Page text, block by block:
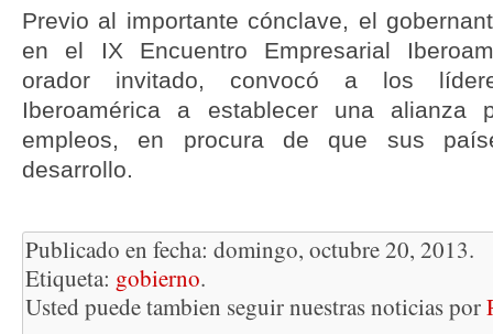
Previo al importante cónclave, el
en el IX Encuentro Empresarial
orador invitado, convocó a los
Iberoamérica a establecer una alianza
empleos, en procura de que sus
desarrollo.
Publicado en fecha: domingo, octubre 20, 2013.
Etiqueta: gobierno.
Usted puede tambien seguir nuestras noticias por